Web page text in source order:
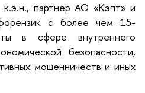
к.э.н., партнер АО «Кэпт» и
с более чем 15-
в сфере внутреннего
безопасности,
мошенничеств и иных